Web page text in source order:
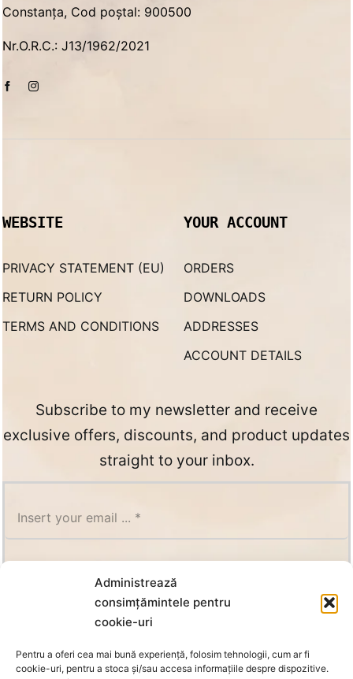
Administrează
consimțămintele pentru
cookie-uri
Pentru a oferi cea mai bună experiență, folosim tehnologii, cum ar fi
cookie-uri, pentru a stoca și/sau accesa informațiile despre dispozitive.
Constanța, Cod poștal: 900500
Nr.O.R.C.: J13/1962/2021
WEBSITE
PRIVACY STATEMENT (EU)
RETURN POLICY
TERMS AND CONDITIONS
YOUR ACCOUNT
ORDERS
DOWNLOADS
ADDRESSES
ACCOUNT DETAILS
Subscribe to my newsletter and receive
exclusive offers, discounts, and product updates
straight to your inbox.
SUBSCRIBE